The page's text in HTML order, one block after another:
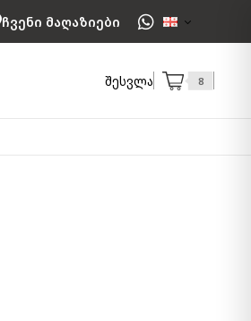
ჩვენი მაღაზიები
შესვლა 8